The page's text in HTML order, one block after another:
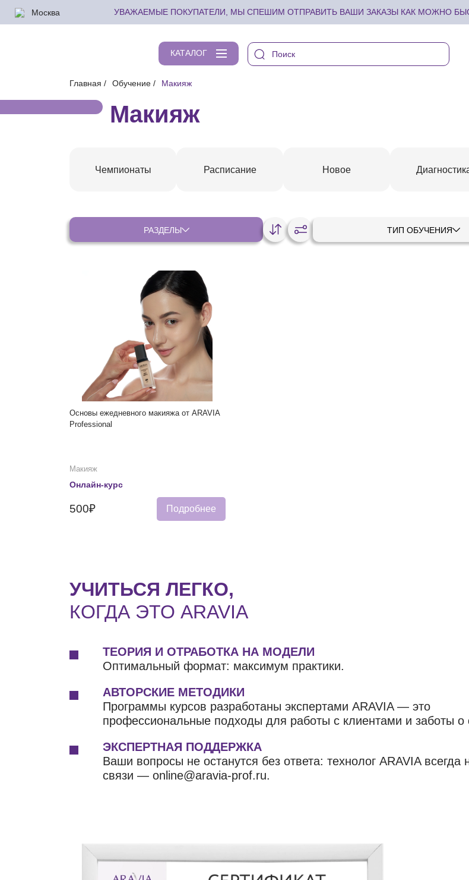
УВАЖАЕМЫЕ ПОКУПАТЕЛИ, МЫ СПЕШИМ ОТПРАВИТЬ ВАШИ ЗАКАЗЫ КАК МОЖНО
Москва
КАТАЛОГ
Главная Обучение Макияж
Макияж
Чемпионаты Расписание Новое
РАЗДЕЛЫ ТИП ОБУЧЕНИЯ
Основы ежедневного макияжа от ARAVIA
Professional
Макияж
Онлайн-курс
500₽ Подробнее
УЧИТЬСЯ ЛЕГКО,
КОГДА ЭТО ARAVIA
ТЕОРИЯ И ОТРАБОТКА НА МОДЕЛИ
Оптимальный формат: максимум практики.
АВТОРСКИЕ МЕТОДИКИ
Программы курсов разработаны экспертами ARAVIA — это
профессиональные подходы для работы с клиентами и заботы о
ЭКСПЕРТНАЯ ПОДДЕРЖКА
Ваши вопросы не останутся без ответа: технолог ARAVIA всегда
связи — online@aravia-prof.ru.